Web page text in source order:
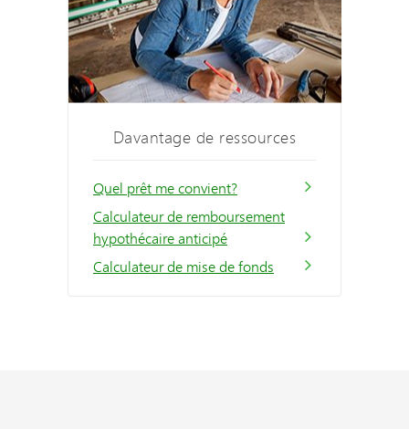
Davantage de ressources
Quel prêt me convient?
Calculateur de remboursement
hypothécaire anticipé
Calculateur de mise de fonds